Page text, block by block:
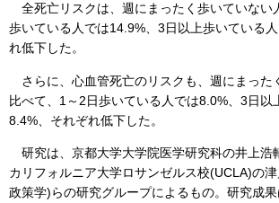
全死亡リスクは、週にまったく歩いていない
歩いている人では14.9%、3日以上歩いている
れ低下した。
さらに、心血管死亡のリスクも、週にまった
比べて、1～2日歩いている人では8.0%、3日以
8.4%、それぞれ低下した。
研究は、京都大学大学院医学研究科の井上浩
カリフォルニア大学ロサンゼルス校(UCLA)の
政策学)らの研究グループによるもの。研究成